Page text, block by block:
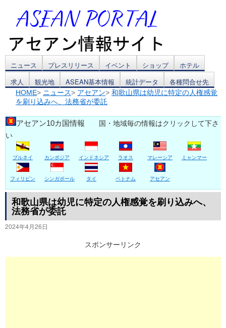
コ
ン
テ
ン
ツ
へ
ス
キ
ッ
ニュース プレスリリース イベント ショップ
ホテル
求人
観光地 ASEAN基本情報 統計データ 各種問合せ先
HOME> ニュース> アセアン> 和歌山県は幼児に特定の人権感覚
を刷り込みへ、法務省が委託
アセアン10カ国情報 国・地域毎の情報はクリックして下さ
い
ブルネイ カンボジア インドネシア ラオス マレーシア ミャンマー
フィリピン シンガポール タイ ベトナム アセアン
和歌山県は幼児に特定の人権感覚を刷り込みへ、
法務省が委託
2024年4月26日
スポンサーリンク